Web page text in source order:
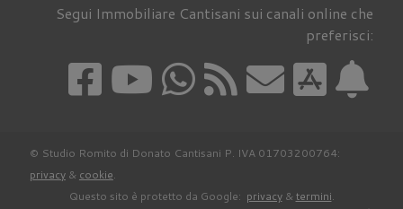
Segui Immobiliare Cantisani sui canali online che
preferisci:
© Studio Romito di Donato Cantisani P. IVA 01703200764:
privacy& cookie.
Questo sito è protetto da Google: privacy& termini.